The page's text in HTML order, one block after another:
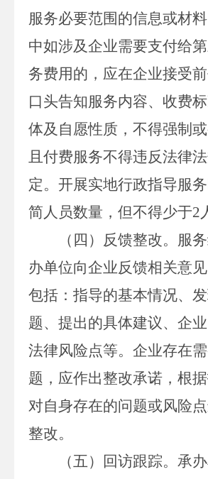
服务必要范围的信息或材料
中如涉及企业需要支付给
务费用的， 应在企业接受前
口头告知服务内容、收费
体及自愿性质 ，不得强制
且 付费服务不得违反法律
定。 开展实地行政指导服
简人员数量，但不得少于2
（ 四 ）反馈整改。 服
办单位向企业反馈相关意
包括：指导的基本情况、
题、提出的具体建议、企
法律风险点等。企业存在
题，应作出整改承诺， 根
对自身存在的问题或风险
整改。
（五）回访跟踪。 承办